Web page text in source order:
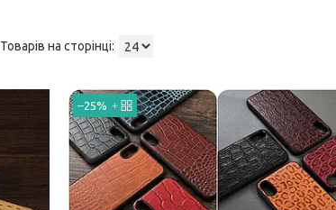
–25%